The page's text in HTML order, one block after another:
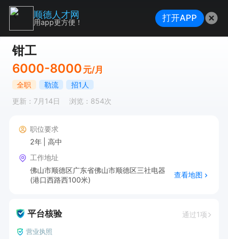
钳工
6000-8000 元/月
全职 勒流
招1人
更新：7月14日
浏览：854次
职位要求
2年
高中
工作地址
佛山市顺德区广东省佛山市顺德区三社电器
(港口西路西100米)
查看地图
平台核验 通过1项
营业执照
顺德人才网
用app更方便！ 打开APP